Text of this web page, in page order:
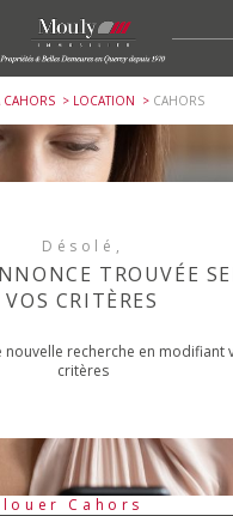
CAHORS LOCATION CAHORS
Désolé,
TROUVÉE
VOS CRITÈRES
nouvelle recherche en modifiant
critères
Cahors